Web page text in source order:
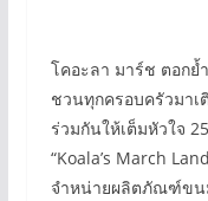
โคอะลา มาร์ช ตอกย้
ชวนทุกครอบครัวมาเ
ร่วมกันให้เต็มหัวใจ
“Koala’s March
จำหน่ายผลิตภัณฑ์ขน